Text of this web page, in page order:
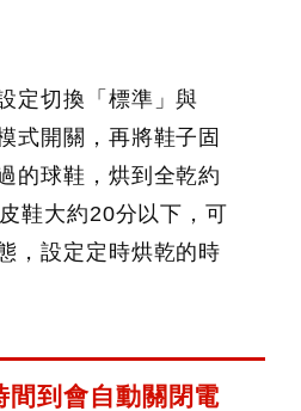
定切換「標準」與
式開關，再將鞋子固
的球鞋，烘到全乾約
鞋大約20分以下，可
，設定定時烘乾的時
間到會自動關閉電